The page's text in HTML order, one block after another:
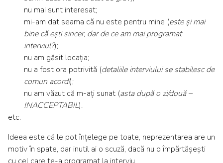
nu mai sunt interesat;
mi-am dat seama că nu este pentru mine (este și mai
bine că ești sincer, dar de ce am mai programat
interviul?);
nu am găsit locația;
nu a fost ora potrivită (detaliile interviului se stabilesc de
comun acord!);
nu am văzut că m-ați sunat (asta după o zi/două –
INACCEPTABIL).
etc.
Ideea este că le pot înțelege pe toate, neprezentarea are un
motiv în spate, dar inutil ai o scuză, dacă nu o împărtășești